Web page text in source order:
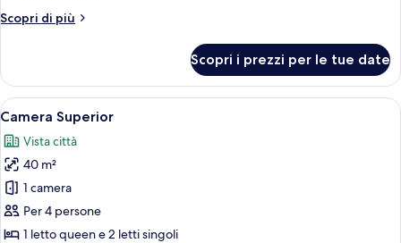
letti
Scopri di più
Altri
Classic
con
2
singoli
Scopri i prezzi per le tue date
Apri
tutte
le
foto
per
Camera
Superior
Una cassaforte in camera, Wi-Fi
7
Camera Superior
Vista città
40 m²
1 camera
Per 4 persone
1 letto queen e 2 letti singoli